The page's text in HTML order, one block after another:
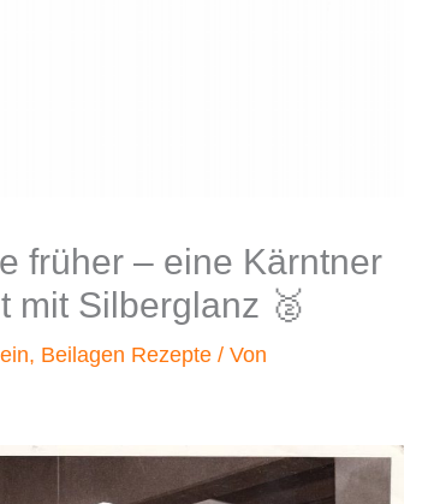
früher – eine Kärntner
mit Silberglanz 🥈
, Beilagen Rezepte / Von